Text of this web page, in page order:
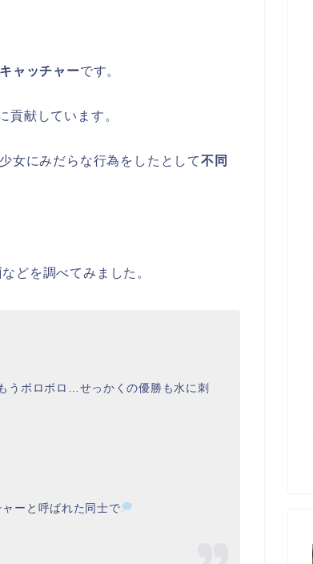
ャッチャーです。
貢献しています。
女にみだらな行為をしたとして不同
などを調べてみました。
うボロボロ…せっかくの優勝も水に刺
ーと呼ばれた同士で